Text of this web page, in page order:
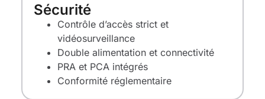
Sécurité
Contrôle d’accès strict et
vidéosurveillance
Double alimentation et connectivité
PRA et PCA intégrés
Conformité réglementaire